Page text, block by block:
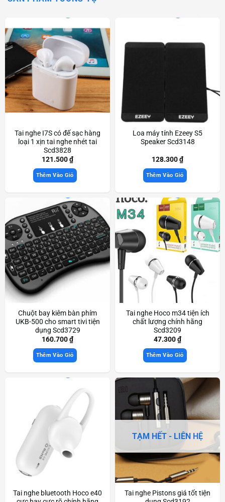
Tai nghe I7S có đế sạc hàng
loại 1 xịn tai nghe nhét tai
Scd3828
121.500₫
Thêm Vào Giỏ
Loa máy tính Ezeey S5
Speaker Scd3148
128.300₫
Thêm Vào Giỏ
Chuột bay kiêm bàn phím
UKB-500 cho smart tivi tiện
dụng Scd3729
160.700₫
Thêm Vào Giỏ
Tai nghe Hoco m34 tiện ích
chất lượng chính hãng
Scd3209
47.300₫
Thêm Vào Giỏ
Tai nghe bluetooth Hoco e40
TẠM HẾT - LIÊN HỆ
Tai nghe Pistons giá tốt tiện